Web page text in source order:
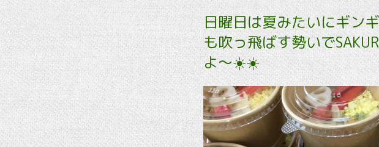
日曜日は夏みたいにギン
も吹っ飛ばす勢いで
よ〜☀️☀️